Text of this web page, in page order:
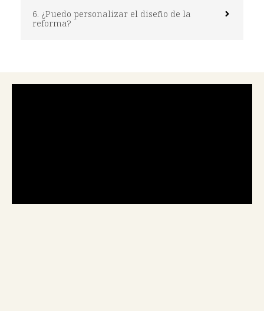
6. ¿Puedo personalizar el diseño de la
reforma?